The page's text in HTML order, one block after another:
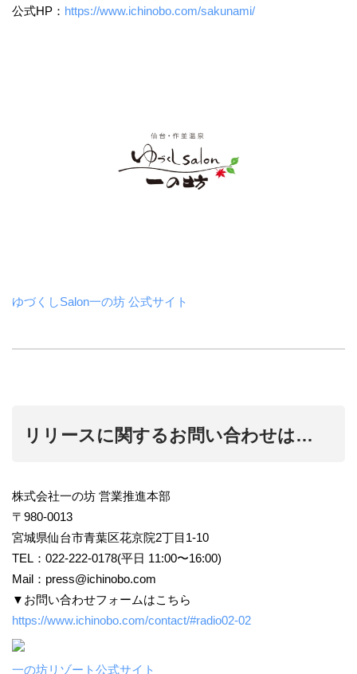
公式HP： https://www.ichinobo.com/sakunami/
ゆづくしSalon一の坊 公式サイト
リリースに関するお問い合わせは…
株式会社⼀の坊 営業推進本部
〒980-0013
宮城県仙台市⻘葉区花京院2丁⽬1-10
TEL：022-222-0178(平⽇ 11:00〜16:00)
Mail： press@ichinobo.com
▼お問い合わせフォームはこちら
https://www.ichinobo.com/contact/#radio02-02
一の坊リゾート公式サイト